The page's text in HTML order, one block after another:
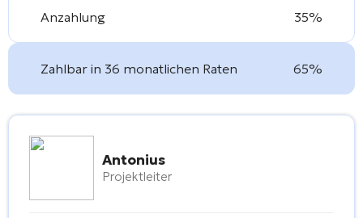
Anzahlung 35%
Zahlbar in 36 monatlichen Raten 65%
Antonius
Projektleiter